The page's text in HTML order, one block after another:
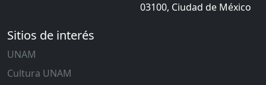
03100, Ciudad de México
Sitios de interés
UNAM
Cultura UNAM